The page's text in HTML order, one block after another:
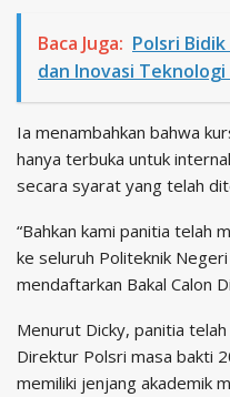
Baca Juga: Polsri
dan Inovasi
Ia menambahkan bahwa
hanya terbuka untuk
secara syarat yang telah
“Bahkan kami panitia telah
ke seluruh Politeknik
mendaftarkan Bakal Calon
Menurut Dicky, panitia
Direktur Polsri masa bakti
memiliki jenjang akademik